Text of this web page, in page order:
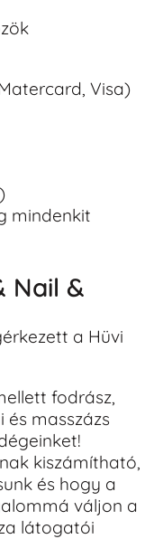
Visa)
mindenkit
Nail &
a Hüvi
fodrász,
és masszázs
kiszámítható,
és hogy a
váljon a
látogatói